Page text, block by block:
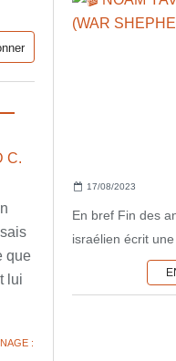
17/08/2023
En bref Fin des
israélien écrit une
C.
que
lui
: